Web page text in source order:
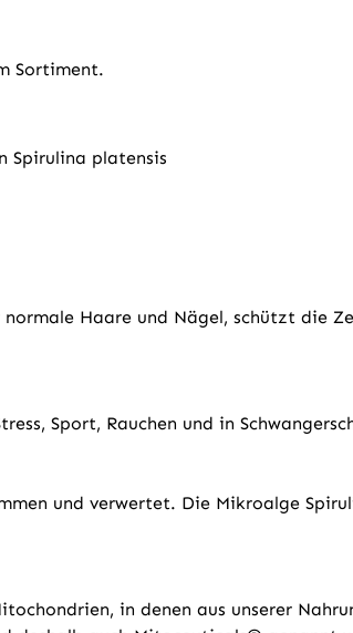
Sortiment.
Spirulina platensis
Haare und Nägel, schützt die
Sport, Rauchen und in
und verwertet. Die Mikroalge
in denen aus unserer